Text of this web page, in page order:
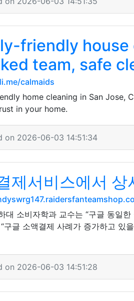
friendly
team, safe
calmaids
home cleaning in San Jose,
in your home.
on 2026-06-03 14:51:34
제서비스에서 상
대 소비자학과 교수는 “구글 동일
“구글 소액결제 사례가 증가하고 있
on 2026-06-03 14:51:28